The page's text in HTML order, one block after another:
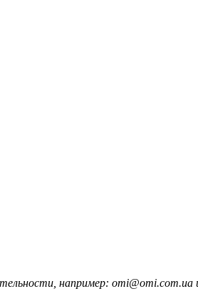
например: omi@omi.com.ua